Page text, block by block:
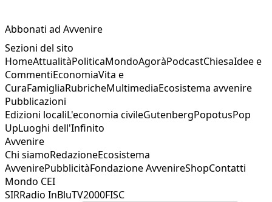
Abbonati ad Avvenire
Sezioni del sito
HomeAttualitàPoliticaMondoAgoràPodcastChiesaIdee e
CommentiEconomiaVita e
CuraFamigliaRubricheMultimediaEcosistema avvenire
Pubblicazioni
Edizioni localiL'economia civileGutenbergPopotusPop
UpLuoghi dell'Infinito
Avvenire
Chi siamoRedazioneEcosistema
AvvenirePubblicitàFondazione AvvenireShopContatti
Mondo CEI
SIRRadio InBluTV2000FISC